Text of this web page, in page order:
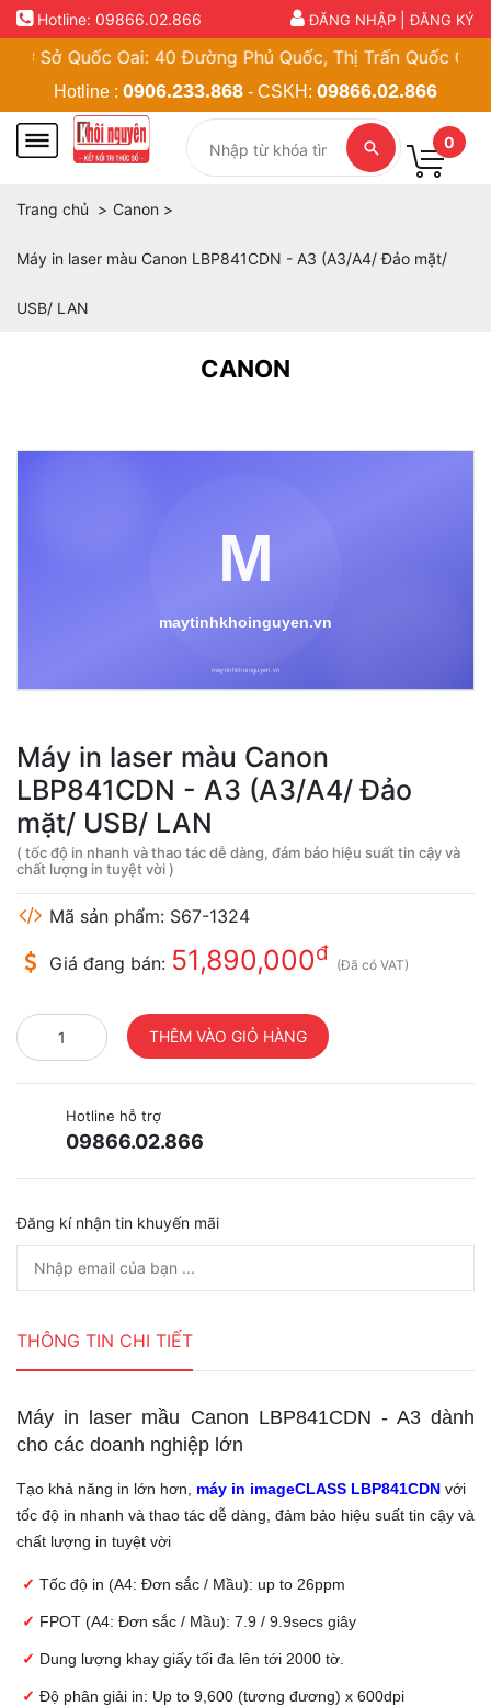
ĐĂNG NHẬP |ĐĂNG KÝ
Hotline: 09866.02.866
Quốc Oai: 40 Đường Phủ Quốc, Thị Trấn Quốc Oai,
Hotline : 0906.233.868 - CSKH: 09866.02.866
0
Trang chủ Canon
Máy in laser màu Canon LBP841CDN - A3 (A3/A4/ Đảo mặt/
USB/ LAN
CANON
Máy in laser màu Canon
LBP841CDN - A3 (A3/A4/ Đảo
mặt/ USB/ LAN
( tốc độ in nhanh và thao tác dễ dàng, đảm bảo hiệu suất tin cậy và
chất lượng in tuyệt vời )
Mã sản phẩm: S67-1324
Giá đang bán: 51,890,000đ (Đã có VAT)
Hotline hỗ trợ
09866.02.866
Đăng kí nhận tin khuyến mãi
THÔNG TIN CHI TIẾT
Máy in laser mầu Canon LBP841CDN - A3 dành
cho các doanh nghiệp lớn
Tạo khả năng in lớn hơn, máy in imageCLASS LBP841CDN với
tốc độ in nhanh và thao tác dễ dàng, đảm bảo hiệu suất tin cậy và
chất lượng in tuyệt vời
Tốc độ in (A4: Đơn sắc / Mầu): up to 26ppm
FPOT (A4: Đơn sắc / Mầu): 7.9 / 9.9secs giây
Dung lượng khay giấy tối đa lên tới 2000 tờ.
Độ phân giải in: Up to 9,600 (tương đương) x 600dpi